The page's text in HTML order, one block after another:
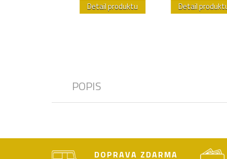
Detail produktu Detail
POPIS
DOPRAVA ZDARMA